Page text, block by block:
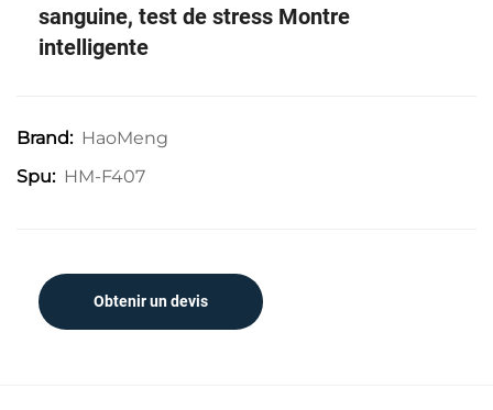
sanguine, test de stress Montre
intelligente
Brand: HaoMeng
Spu: HM-F407
Obtenir un devis